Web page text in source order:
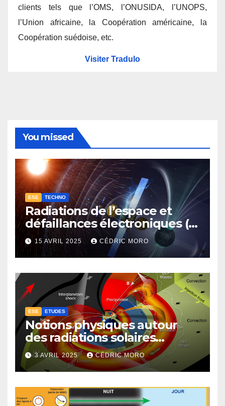
clients tels que l’OMS, l’ONUSIDA, l’UNOPS,
l’Union africaine, la Coopération américaine, la
Coopération suédoise, etc.
Visiter Tradulo
You missed
ESE TECHNO
Radiations de l’espace et
défaillances électroniques (1-
4-3-1)
15 AVRIL 2025 CÉDRIC MORO
ESE ETUDES
Notions physiques autour
des radiations solaires
extrêmes (1-4-1)
3 AVRIL 2025 CÉDRIC MORO